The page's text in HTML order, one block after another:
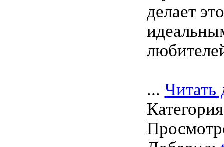
делает
... Читать